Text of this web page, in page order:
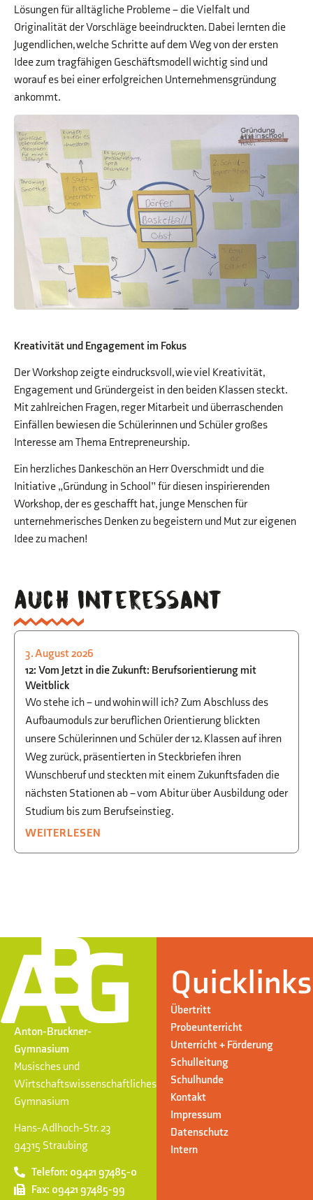
Lösungen für alltägliche Probleme – die Vielfalt und
Originalität der Vorschläge beeindruckten. Dabei lernten die
Jugendlichen, welche Schritte auf dem Weg von der ersten
Idee zum tragfähigen Geschäftsmodell wichtig sind und
worauf es bei einer erfolgreichen Unternehmensgründung
ankommt.
Kreativität und Engagement im Fokus
Der Workshop zeigte eindrucksvoll, wie viel Kreativität,
Engagement und Gründergeist in den beiden Klassen steckt.
Mit zahlreichen Fragen, reger Mitarbeit und überraschenden
Einfällen bewiesen die Schülerinnen und Schüler großes
Interesse am Thema Entrepreneurship.
Ein herzliches Dankeschön an Herr Overschmidt und die
Initiative „Gründung in School” für diesen inspirierenden
Workshop, der es geschafft hat, junge Menschen für
unternehmerisches Denken zu begeistern und Mut zur eigenen
Idee zu machen!
Auch interessant
STUDIEN- UND BERUFSORIENTIERUNG
3. August 2026
12: Vom Jetzt in die Zukunft: Berufsorientierung mit
Weitblick
Wo stehe ich – und wohin will ich? Zum Abschluss des
Aufbaumoduls zur beruflichen Orientierung blickten
unsere Schülerinnen und Schüler der 12. Klassen auf ihren
Weg zurück, präsentierten in Steckbriefen ihren
Wunschberuf und steckten mit einem Zukunftsfaden die
nächsten Stationen ab – vom Abitur über Ausbildung oder
Studium bis zum Berufseinstieg.
WEITERLESEN
Anton-Bruckner-
Gymnasium
Musisches und
Wirtschaftswissenschaftliches
Gymnasium
Hans-Adlhoch-Str. 23
94315 Straubing
Telefon: 09421 97485-0
Fax: 09421 97485-99
Quicklinks
Übertritt
Probeunterricht
Unterricht + Förderung
Schulleitung
Schulhunde
Kontakt
Impressum
Datenschutz
Intern